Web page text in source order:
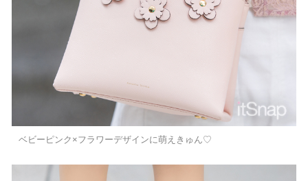
ベビーピンク×フラワーデザインに萌えきゅん♡